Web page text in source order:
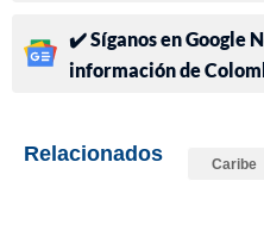
✔️ Síganos en Google
información de
Relacionados Caribe